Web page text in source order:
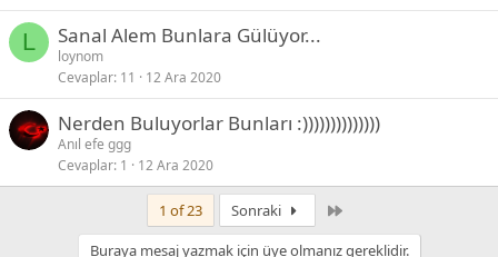
L Sanal Alem Bunlara Gülüyor...
loynom
Cevaplar 11 12 Ara 2020
Nerden Buluyorlar Bunları :))))))))))))))
Anıl efe ggg
Cevaplar 1 12 Ara 2020
1 of 23 Sonraki
Buraya mesaj yazmak için üye olmanız gereklidir.